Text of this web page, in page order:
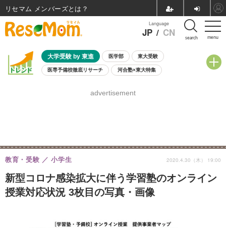
menu
Language
JP / CN search
大学受験 by 東進 医学部 東大受験
医専予備校徹底リサーチ 河合塾×東大特集
8月開催学校説明会・相談会
advertisement
新型コロナ感染拡大に伴う学習塾のオンライン
授業対応状況 3枚目の写真・画像
教育・受験 小学生 2020.4.30（木） 19:00
リセマム メンバーズ